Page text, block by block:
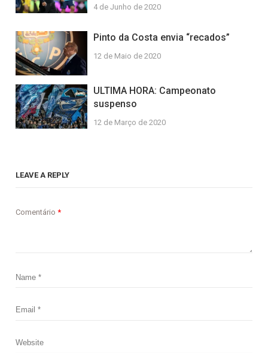
4 de Junho de 2020
Pinto da Costa envia “recados”
12 de Maio de 2020
ULTIMA HORA: Campeonato
suspenso
12 de Março de 2020
LEAVE A REPLY
Comentário*